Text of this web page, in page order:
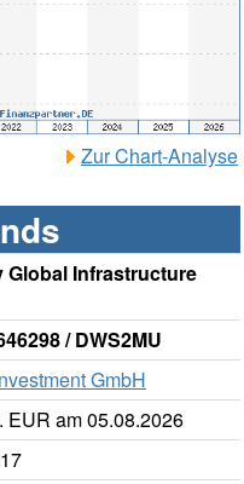
Zur Chart-Analyse
Global Infrastructure
/ DWS2MU
GmbH
EUR am 05.08.2026